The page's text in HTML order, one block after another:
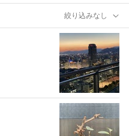
絞り込みなし